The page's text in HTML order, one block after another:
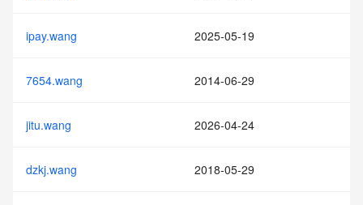
ipay.wang 2025-05-19
7654.wang 2014-06-29
jitu.wang 2026-04-24
dzkj.wang 2018-05-29